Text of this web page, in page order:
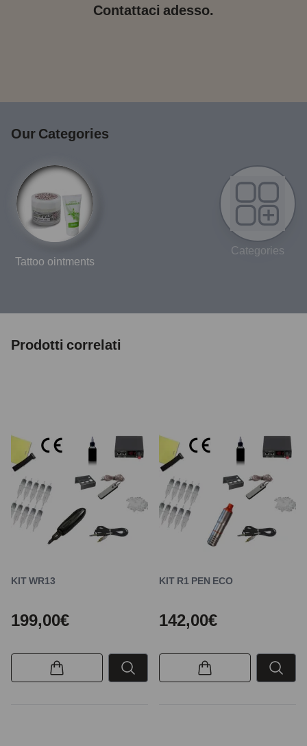
Contattaci adesso.
Our Categories
Tattoo ointments
Categories
Prodotti correlati
KIT WR13
199,00€
KIT R1 PEN ECO
142,00€